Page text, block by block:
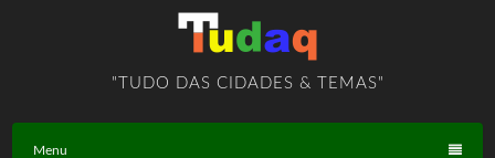
"TUDO DAS CIDADES & TEMAS"
Menu